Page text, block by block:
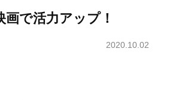
で活力アップ！
2020.10.02